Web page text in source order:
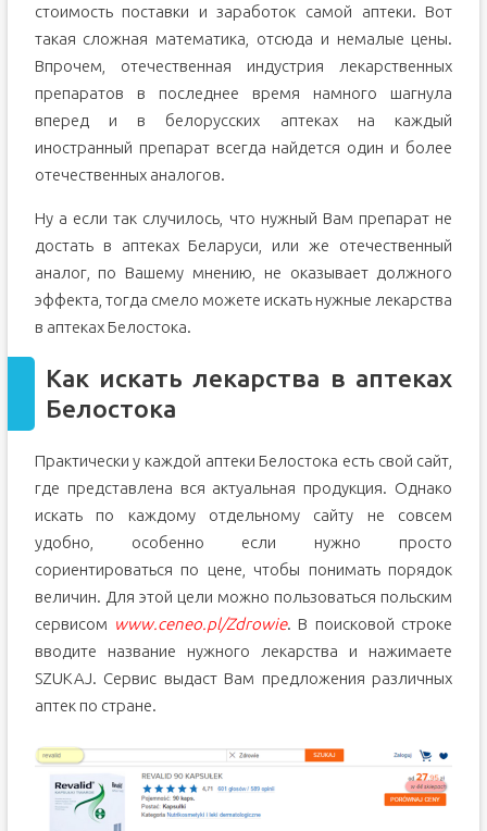
стоимость поставки и заработок самой аптеки. Вот
такая сложная математика, отсюда и немалые цены.
Впрочем, отечественная индустрия лекарственных
препаратов в последнее время намного шагнула
вперед и в белорусских аптеках на каждый
иностранный препарат всегда найдется один и более
отечественных аналогов.
Ну а если так случилось, что нужный Вам препарат не
достать в аптеках Беларуси, или же отечественный
аналог, по Вашему мнению, не оказывает должного
эффекта, тогда смело можете искать нужные лекарства
в аптеках Белостока.
Как искать лекарства в аптеках
Белостока
Практически у каждой аптеки Белостока есть свой сайт,
где представлена вся актуальная продукция. Однако
искать по каждому отдельному сайту не совсем
удобно, особенно если нужно просто
сориентироваться по цене, чтобы понимать порядок
величин. Для этой цели можно пользоваться польским
сервисом www.ceneo.pl/Zdrowie. В поисковой строке
вводите название нужного лекарства и нажимаете
SZUKAJ. Сервис выдаст Вам предложения различных
аптек по стране.